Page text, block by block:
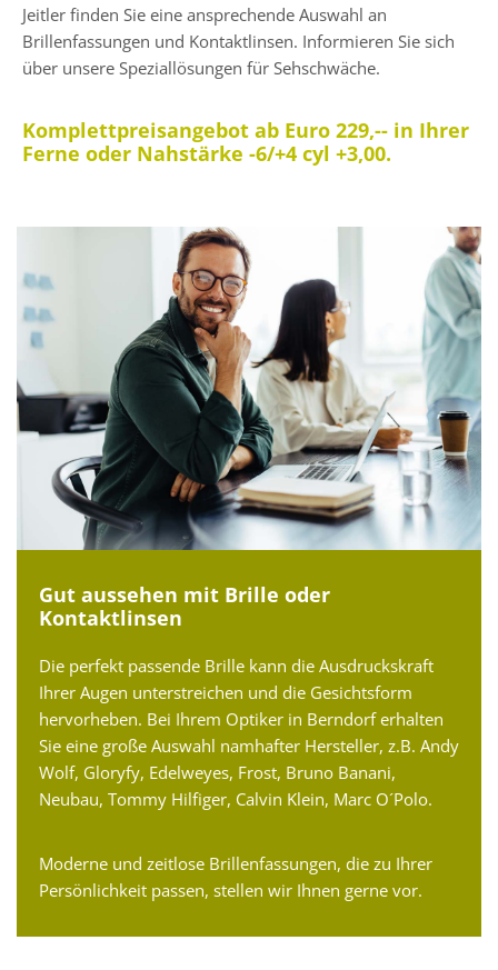
Jeitler finden Sie eine ansprechende Auswahl an
Brillenfassungen und Kontaktlinsen. Informieren Sie sich
über unsere Speziallösungen für Sehschwäche.
Komplettpreisangebot ab Euro 229,-- in Ihrer
Ferne oder Nahstärke -6/+4 cyl +3,00.
Gut aussehen mit Brille oder
Kontaktlinsen
Die perfekt passende Brille kann die Ausdruckskraft
Ihrer Augen unterstreichen und die Gesichtsform
hervorheben. Bei Ihrem Optiker in Berndorf erhalten
Sie eine große Auswahl namhafter Hersteller, z.B. Andy
Wolf, Gloryfy, Edelweyes, Frost, Bruno Banani,
Neubau, Tommy Hilfiger, Calvin Klein, Marc O´Polo.
Moderne und zeitlose Brillenfassungen, die zu Ihrer
Persönlichkeit passen, stellen wir Ihnen gerne vor.